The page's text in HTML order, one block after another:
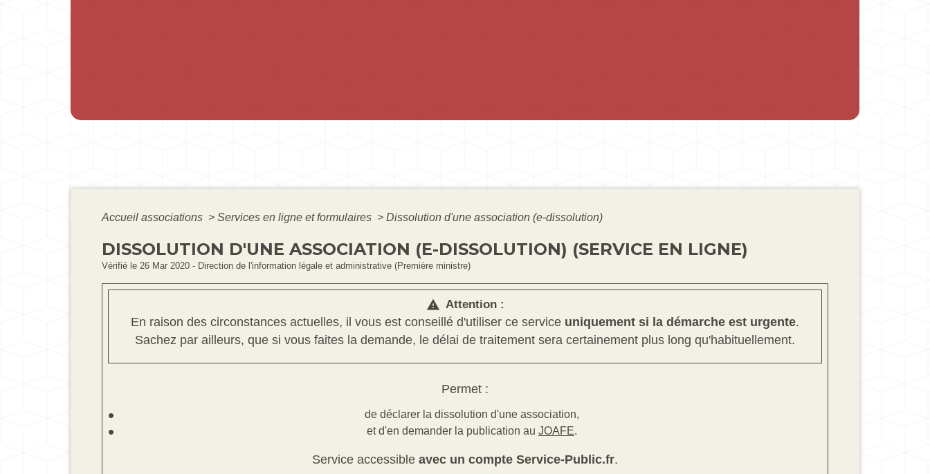
Accueil associations > Services en ligne et formulaires > Dissolution d'une association (e-dissolution)
DISSOLUTION D'UNE ASSOCIATION (E-DISSOLUTION) (SERVICE EN LIGNE)
Vérifié le 26 Mar 2020 - Direction de l'information légale et administrative (Première ministre)
warning Attention :
En raison des circonstances actuelles, il vous est conseillé d'utiliser ce service uniquement si la démarche est urgente.
Sachez par ailleurs, que si vous faites la demande, le délai de traitement sera certainement plus long qu'habituellement.
Permet :
de déclarer la dissolution d'une association,
et d'en demander la publication au JOAFE.
Service accessible avec un compte Service-Public.fr.